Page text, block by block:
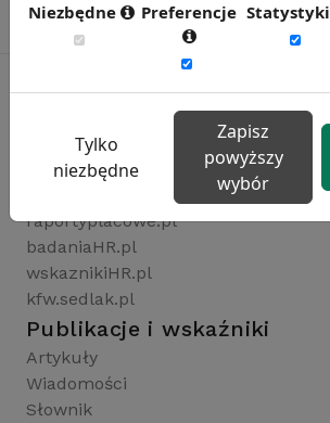
Rynekpracy.pl
sedlak.pl
raportyplacowe.pl
badaniaHR.pl
wskaznikiHR.pl
kfw.sedlak.pl
Publikacje i wskaźniki
Artykuły
Wiadomości
Słownik
Niezbędne Preferencje Statystyki
Tylko
niezbędne
Zapisz
powyższy
wybór